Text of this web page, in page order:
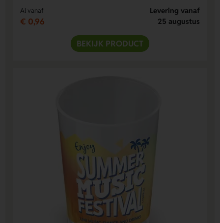
Al vanaf
€ 0,96
Levering vanaf
25 augustus
BEKIJK PRODUCT